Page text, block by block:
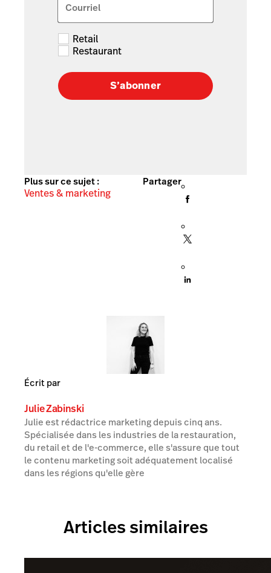
Courriel
Retail
Restaurant
S’abonner
Plus sur ce sujet :
Ventes & marketing
Partager
Écrit par
Julie Zabinski
Julie est rédactrice marketing depuis cinq ans.
Spécialisée dans les industries de la restauration,
du retail et de l'e-commerce, elle s'assure que tout
le contenu marketing soit adéquatement localisé
dans les régions qu'elle gère
Articles similaires